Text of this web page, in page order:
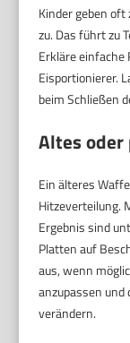
Kinder geben oft
zu. Das führt zu
Erkläre einfache
Eisportionierer.
beim Schließen
Altes
Ein älteres
Hitzeverteilung.
Ergebnis sind
Platten auf
aus, wenn
anzupassen und
verändern.